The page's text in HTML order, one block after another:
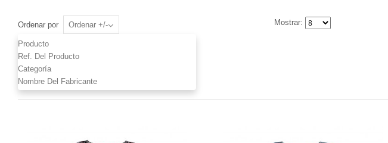
Ordenar por Ordenar +/-
Producto
Ref. Del Producto
Categoría
Nombre Del Fabricante
Mostrar: